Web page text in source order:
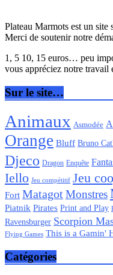
Plateau Marmots est un
Merci de soutenir notre
1, 5 10, 15 euros… peu
vous appréciez notre travail
Sur le site…
Animaux Asmodée
Orange Bluff Bruno
Djeco Dragon Enquête
Iello Jeu compétitif Jeu
Fort Matagot Monstres
Piatnik Pirates Print and Play
Ravensburger Scorpion
Flying Games This is a Gamin'
Catégories